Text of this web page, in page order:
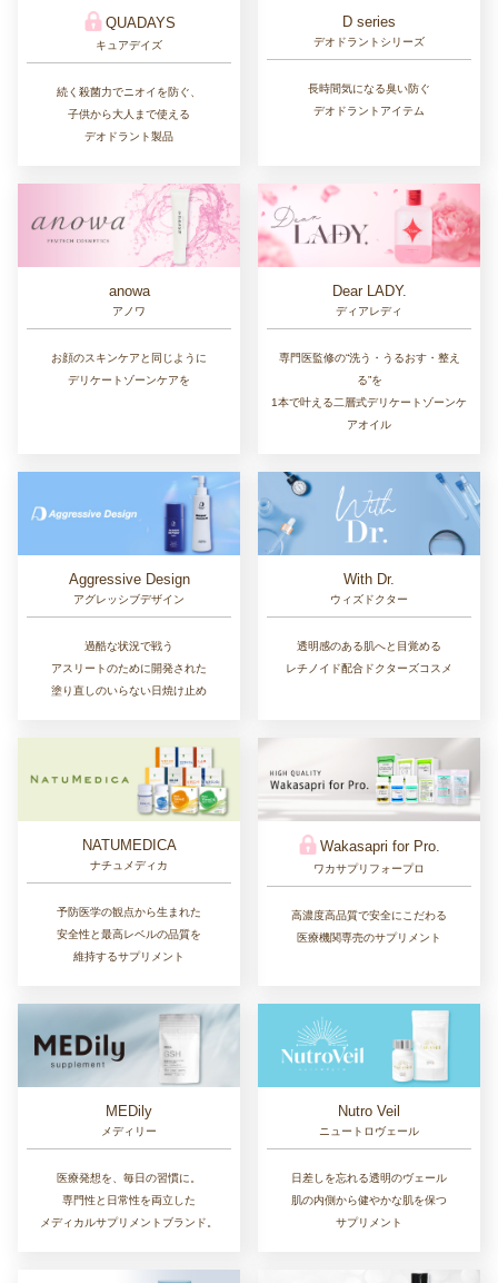
QUADAYS
キュアデイズ
続く殺菌力でニオイを防ぐ、
子供から大人まで使える
デオドラント製品
D series
デオドラントシリーズ
長時間気になる臭い防ぐ
デオドラントアイテム
anowa
アノワ
お顔のスキンケアと同じように
デリケートゾーンケアを
Dear LADY.
ディアレディ
専門医監修の“洗う・うるおす・整え
る”を
1本で叶える二層式デリケートゾーンケ
アオイル
Aggressive Design
アグレッシブデザイン
過酷な状況で戦う
アスリートのために開発された
塗り直しのいらない日焼け止め
With Dr.
ウィズドクター
透明感のある肌へと目覚める
レチノイド配合ドクターズコスメ
NATUMEDICA
ナチュメディカ
予防医学の観点から生まれた
安全性と最高レベルの品質を
維持するサプリメント
Wakasapri for Pro.
ワカサプリフォープロ
高濃度高品質で安全にこだわる
医療機関専売のサプリメント
MEDily
メディリー
医療発想を、毎日の習慣に。
専門性と日常性を両立した
メディカルサプリメントブランド。
Nutro Veil
ニュートロヴェール
日差しを忘れる透明のヴェール
肌の内側から健やかな肌を保つ
サプリメント